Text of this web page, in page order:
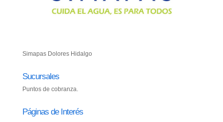
Simapas Dolores Hidalgo
Sucursales
Puntos de cobranza.
Páginas de Interés